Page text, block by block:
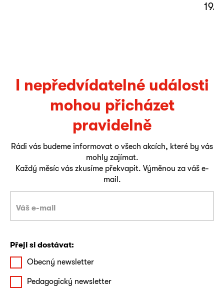
19.
I nepředvídatelné události
mohou přicházet
pravidelně
Rádi vás budeme informovat o všech akcích, které by vás
mohly zajímat.
Každý měsíc vás zkusíme překvapit. Výměnou za váš e-
mail.
Přeji si dostávat:
Obecný newsletter
Pedagogický newsletter